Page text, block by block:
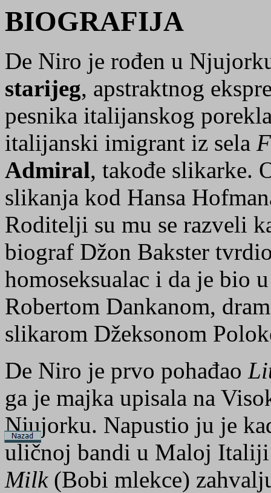
BIOGRAFIJA
De Niro je rođen u
starijeg, apstraktnog
pesnika italijanskog
italijanski imigrant iz sela
Admiral, takođe slikarke.
slikanja kod Hansa
Roditelji su mu se razveli
biograf Džon Bakster
homoseksualac i da je bio
Robertom Dankanom,
slikarom Džeksonom
De Niro je prvo pohađao
ga je majka upisala na
Njujorku. Napustio ju je
uličnoj bandi u Maloj
Milk(Bobi mlekce)